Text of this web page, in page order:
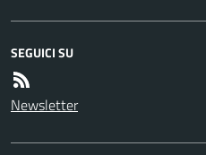
SEGUICI SU
Newsletter